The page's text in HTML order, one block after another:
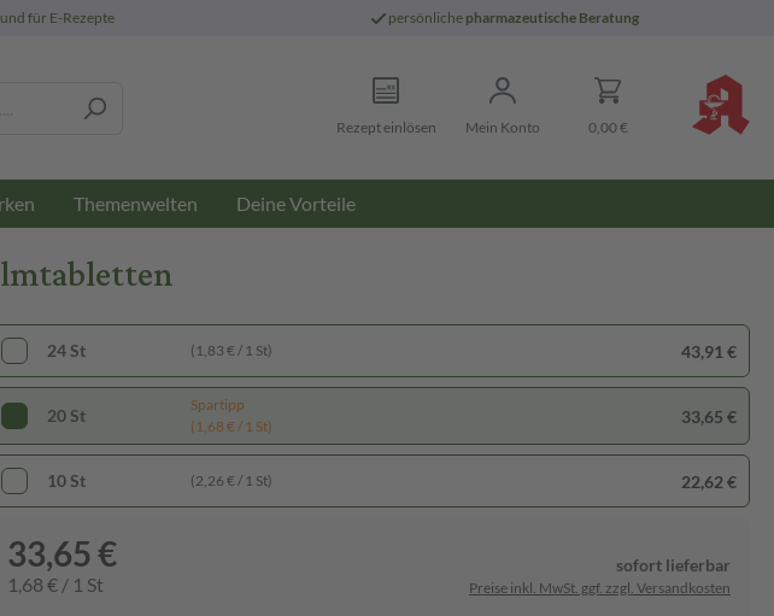
für E-Rezepte persönliche pharmazeutische Beratung
Rezept einlösen Mein Konto 0,00 €
Themenwelten Deine Vorteile
24 St (1,83 € / 1 St) 43,91 €
20 St
Spartipp
(1,68 € / 1 St)
33,65 €
10 St (2,26 € / 1 St) 22,62 €
33,65 €
1,68 € / 1 St
sofort lieferbar
Preise inkl. MwSt. ggf. zzgl. Versandkosten